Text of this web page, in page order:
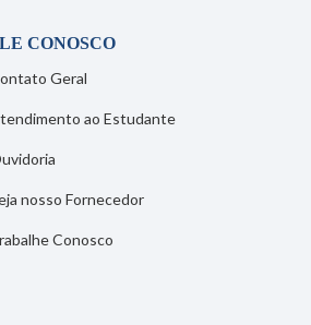
CONOSCO
Geral
ao Estudante
nosso Fornecedor
Conosco